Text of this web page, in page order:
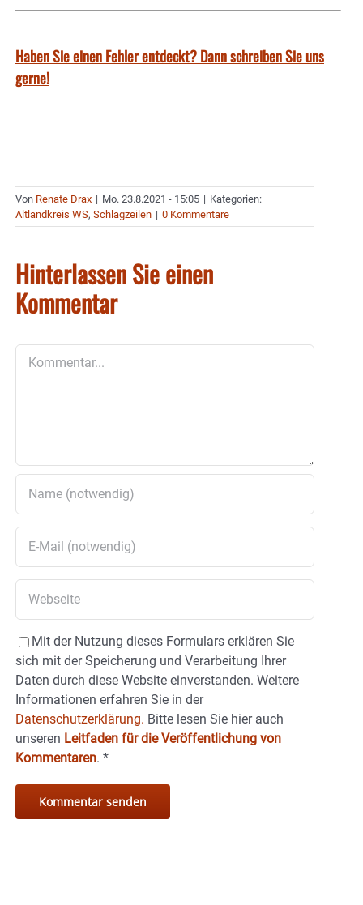
Haben Sie einen Fehler entdeckt? Dann schreiben Sie uns
gerne!
Von Renate Drax | Mo. 23.8.2021 - 15:05 | Kategorien:
Altlandkreis WS, Schlagzeilen | 0 Kommentare
Hinterlassen Sie einen
Kommentar
Mit der Nutzung dieses Formulars erklären Sie
sich mit der Speicherung und Verarbeitung Ihrer
Daten durch diese Website einverstanden. Weitere
Informationen erfahren Sie in der
Datenschutzerklärung. Bitte lesen Sie hier auch
unseren Leitfaden für die Veröffentlichung von
Kommentaren. *